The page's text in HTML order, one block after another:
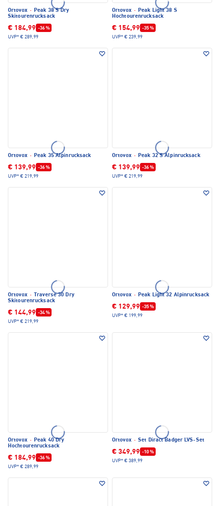
Ortovox · Peak 38 S Dry
Skitourenrucksack
€ 184,99 -36 %
UVP* € 289,99
Ortovox · Peak Light 38 S
Hochtourenrucksack
€ 154,99 -35 %
UVP* € 239,99
Ortovox · Peak 35 Alpinrucksack
€ 139,99 -36 %
UVP* € 219,99
Ortovox · Peak 32 S Alpinrucksack
€ 139,99 -36 %
UVP* € 219,99
Ortovox ·
Traverse 30 Dry
Skitourenrucksack
€ 144,99 -34 %
UVP* € 219,99
Ortovox · Peak Light 32 Alpinrucksack
€ 129,99 -35 %
UVP* € 199,99
Ortovox · Peak 40 Dry
Hochtourenrucksack
€ 184,99 -36 %
UVP* € 289,99
Ortovox · Set Diract Badger LVS-Set
€ 349,99 -10 %
UVP* € 389,99